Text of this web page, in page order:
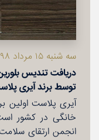
سه شنبه ۱۵ مرداد ۱۳۹۸
دریافت تندیس
توسط برند آیری
آیری پلاست اولین
خانگی در كشور
انجمن ارتقای